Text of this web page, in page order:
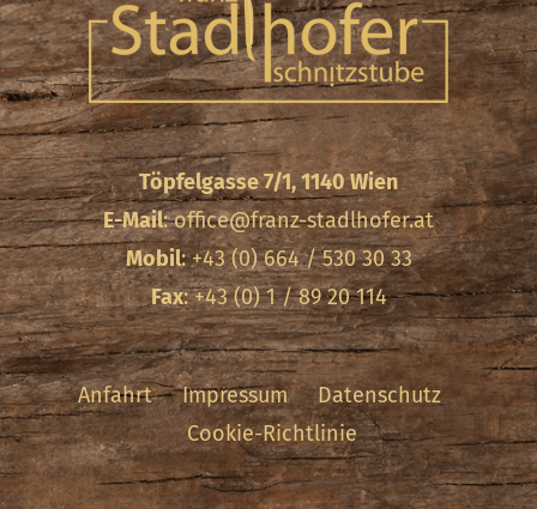
Töpfelgasse 7/1, 1140 Wien
E-Mail:office@franz-stadlhofer.at
Mobil: +43 (0) 664 / 530 30 33
Fax: +43 (0) 1 / 89 20 114
Anfahrt Impressum
Datenschutz
Cookie-Richtlinie